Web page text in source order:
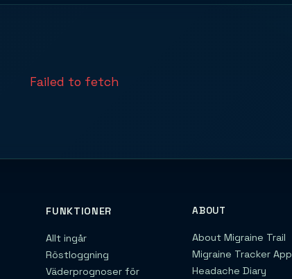
Failed to fetch
FUNKTIONER
Allt ingår
Röstloggning
Väderprognoser för
ABOUT
About Migraine Trail
Migraine Tracker App
Headache Diary